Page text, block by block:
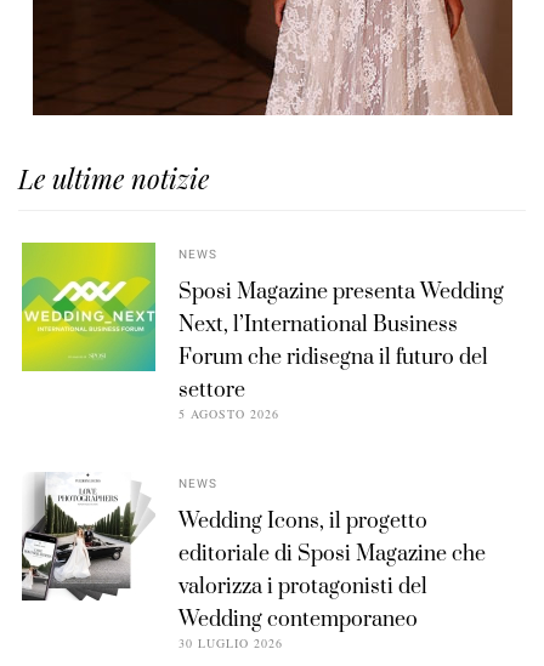
Le ultime notizie
NEWS
Sposi Magazine presenta Wedding
Next, l’International Business
Forum che ridisegna il futuro del
settore
5 AGOSTO 2026
NEWS
Wedding Icons, il progetto
editoriale di Sposi Magazine che
valorizza i protagonisti del
Wedding contemporaneo
30 LUGLIO 2026